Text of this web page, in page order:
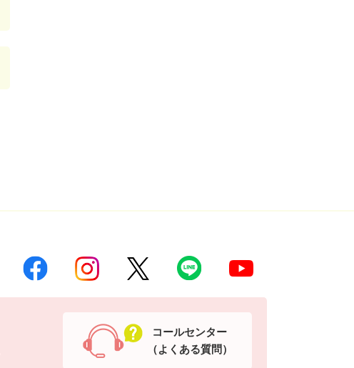
コールセンター
（よくある質問）